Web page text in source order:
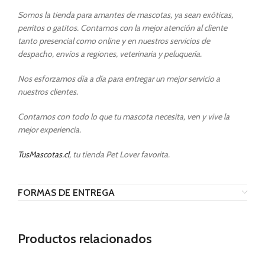
Somos la tienda para amantes de mascotas, ya sean exóticas,
perritos o gatitos. Contamos con la mejor atención al cliente
tanto presencial como online y en nuestros servicios de
despacho, envíos a regiones, veterinaria y peluquería.
Nos esforzamos día a día para entregar un mejor servicio a
nuestros clientes.
Contamos con todo lo que tu mascota necesita, ven y vive la
mejor experiencia.
TusMascotas.cl, tu tienda Pet Lover favorita.
FORMAS DE ENTREGA
Productos relacionados